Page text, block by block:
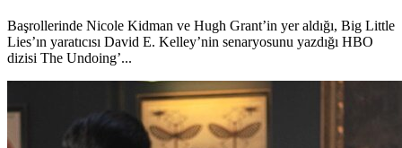
Başrollerinde Nicole Kidman ve Hugh Grant’in yer aldığı, Big Little
Lies’ın yaratıcısı David E. Kelley’nin senaryosunu yazdığı HBO
dizisi The Undoing’...